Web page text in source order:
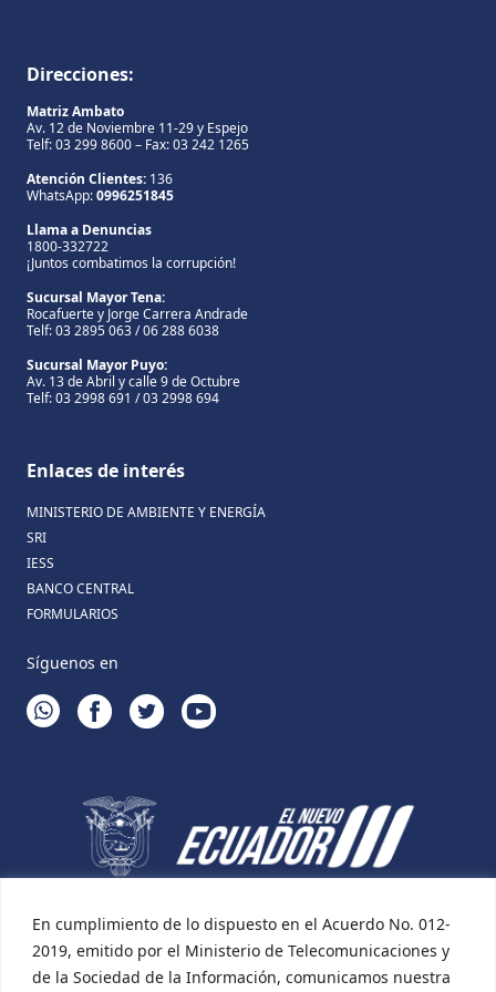
En cumplimiento de lo dispuesto en el Acuerdo No. 012-
2019, emitido por el Ministerio de Telecomunicaciones y
de la Sociedad de la Información, comunicamos nuestra
Direcciones:
Matriz Ambato
Av. 12 de Noviembre 11-29 y Espejo
Telf: 03 299 8600 – Fax: 03 242 1265
Atención Clientes: 136
WhatsApp:0996251845
Llama a Denuncias
1800-332722
¡Juntos combatimos la corrupción!
Sucursal Mayor Tena:
Rocafuerte y Jorge Carrera Andrade
Telf: 03 2895 063 / 06 288 6038
Sucursal Mayor Puyo:
Av. 13 de Abril y calle 9 de Octubre
Telf: 03 2998 691 / 03 2998 694
Enlaces de interés
MINISTERIO DE AMBIENTE Y ENERGÍA
SRI
IESS
BANCO CENTRAL
FORMULARIOS
Síguenos en
WHATSAPPFACEBOOKTWITTERYOUTUBE